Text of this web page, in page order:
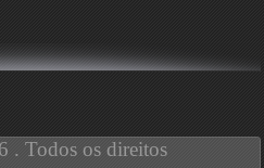
. Todos os direitos